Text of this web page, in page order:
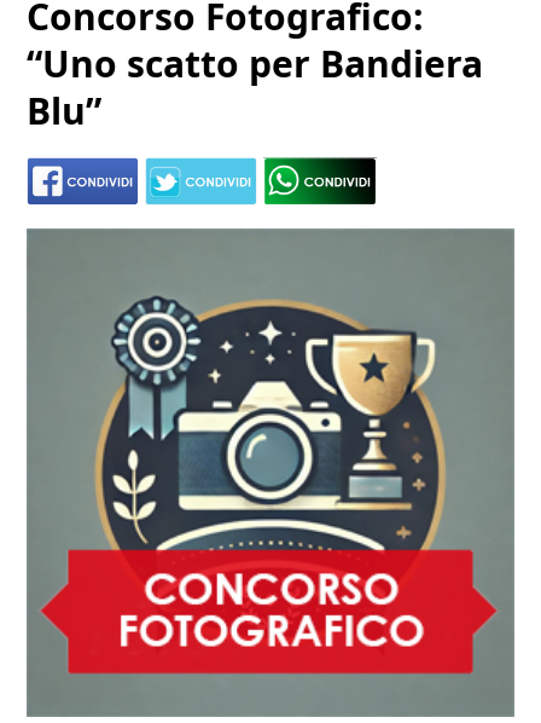
Concorso Fotografico:
“Uno scatto per Bandiera
Blu”